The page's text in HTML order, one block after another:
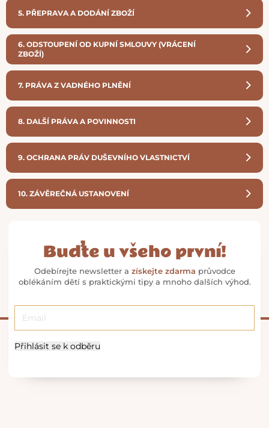
5. PŘEPRAVA A DODÁNÍ ZBOŽÍ
6. ODSTOUPENÍ OD KUPNÍ SMLOUVY (VRÁCENÍ
ZBOŽÍ)
7. PRÁVA Z VADNÉHO PLNĚNÍ
8. DALŠÍ PRÁVA A POVINNOSTI
9. OCHRANA PRÁV DUŠEVNÍHO VLASTNICTVÍ
10. ZÁVĚREČNÁ USTANOVENÍ
Buďte u všeho první!
Odebírejte newsletter a získejte zdarma průvodce
oblékáním dětí s praktickými tipy a mnoho dalších výhod.
Přihlásit se k odběru